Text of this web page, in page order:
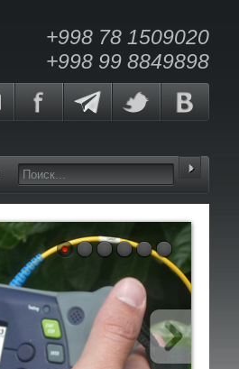
+998 78 1509020
+998 99 8849898